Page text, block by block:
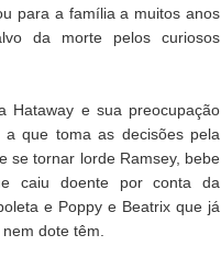
para a família a muitos anos
da morte pelos curiosos
Hataway e sua preocupação
que toma as decisões pela
se tornar lorde Ramsey, bebe
caiu doente por conta da
e Poppy e Beatrix que já
dote têm.